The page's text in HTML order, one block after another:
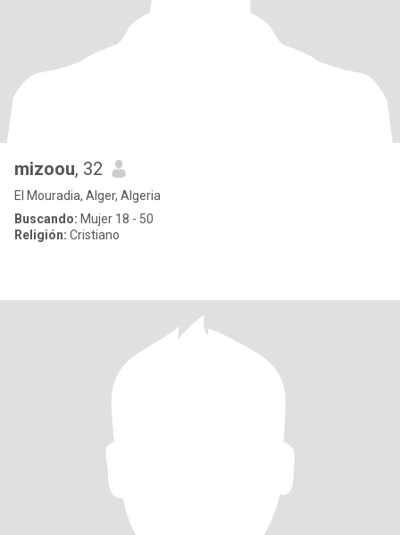
mizoou, 32
El Mouradia, Alger, Algeria
Buscando: Mujer 18 - 50
Religión: Cristiano